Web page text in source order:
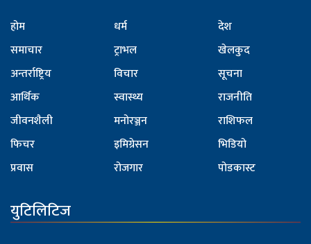
होम
समाचार
अन्तर्राष्ट्रिय
आर्थिक
जीवनशैली
फिचर
प्रवास
धर्म
ट्राभल
विचार
स्वास्थ्य
मनोरञ्जन
इमिग्रेसन
रोजगार
देश
खेलकुद
सूचना
राजनीति
राशिफल
भिडियो
पोडकास्ट
युटिलिटिज